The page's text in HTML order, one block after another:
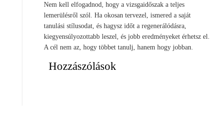
Nem kell elfogadnod, hogy a vizsgaidőszak a teljes
lemerülésről szól. Ha okosan tervezel, ismered a saját
tanulási stílusodat, és hagysz időt a regenerálódásra,
kiegyensúlyozottabb leszel, és jobb eredményeket érhetsz el.
A cél nem az, hogy többet tanulj, hanem hogy jobban.
Hozzászólások